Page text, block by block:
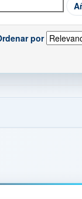
por